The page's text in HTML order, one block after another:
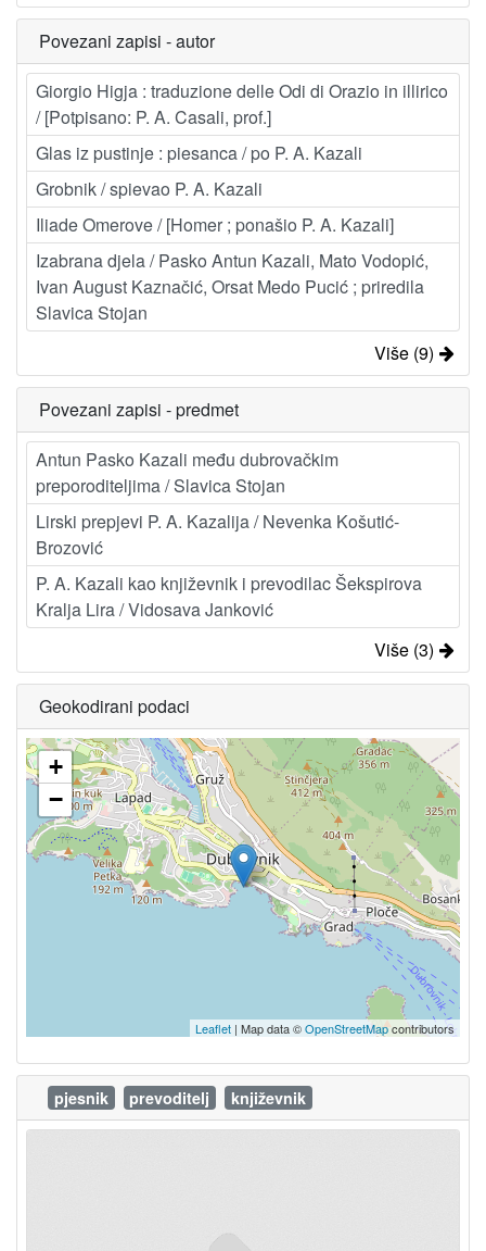
Povezani zapisi - autor
Giorgio Higja : traduzione delle Odi di Orazio in illirico
/ [Potpisano: P. A. Casali, prof.]
Glas iz pustinje : piesanca / po P. A. Kazali
Grobnik / spievao P. A. Kazali
Iliade Omerove / [Homer ; ponašio P. A. Kazali]
Izabrana djela / Pasko Antun Kazali, Mato Vodopić,
Ivan August Kaznačić, Orsat Medo Pucić ; priredila
Slavica Stojan
Više (9)
Povezani zapisi - predmet
Antun Pasko Kazali među dubrovačkim
preporoditeljima / Slavica Stojan
Lirski prepjevi P. A. Kazalija / Nevenka Košutić-
Brozović
P. A. Kazali kao književnik i prevodilac Šekspirova
Kralja Lira / Vidosava Janković
Više (3)
Geokodirani podaci
+
−
Leaflet | Map data ©OpenStreetMapcontributors
pjesnik prevoditelj književnik